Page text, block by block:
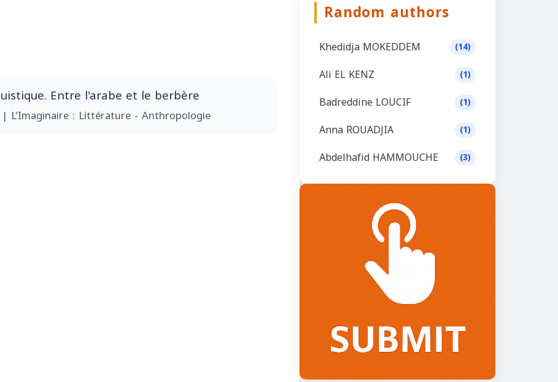
Entre l'arabe et le berbère
| L’Imaginaire : Littérature - Anthropologie
Random authors
Khedidja MOKEDDEM (14)
Ali EL KENZ (1)
Badreddine LOUCIF (1)
Anna ROUADJIA (1)
Abdelhafid HAMMOUCHE (3)